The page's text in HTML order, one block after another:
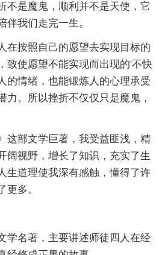
不是魔鬼，顺利并不是天使，它
伴我们走完一生。
按照自己的愿望去实现目标的
致使愿望不能实现而出现的'不快
的情绪，也能锻炼人的心理承受
力。所以挫折不仅仅只是魔鬼，
部文学巨著，我受益匪浅，精
阔视野，增长了知识，充实了生
生道理使我深有感触，懂得了许
更多。
名著，主要讲述师徒四人在经